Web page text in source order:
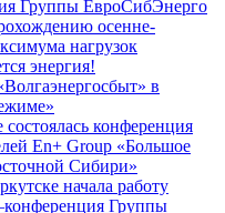
Группы ЕвроСибЭнерго
осенне-
нагрузок
энергия!
в
конференция
En+ Group «Большое
Сибири»
начала работу
Группы